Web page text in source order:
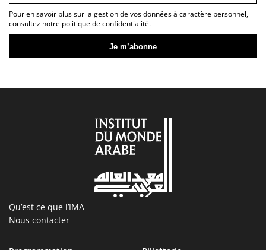
Pour en savoir plus sur la gestion de vos données à caractère personnel,
consultez notre politique de confidentialité.
Qu’est ce que l’IMA
Nous contacter